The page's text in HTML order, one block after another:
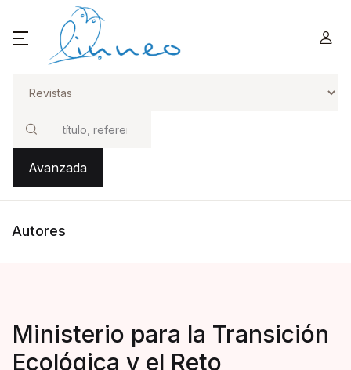
Buscar
Avanzada
Autores
Ministerio para la Transición
Ecológica y el Reto